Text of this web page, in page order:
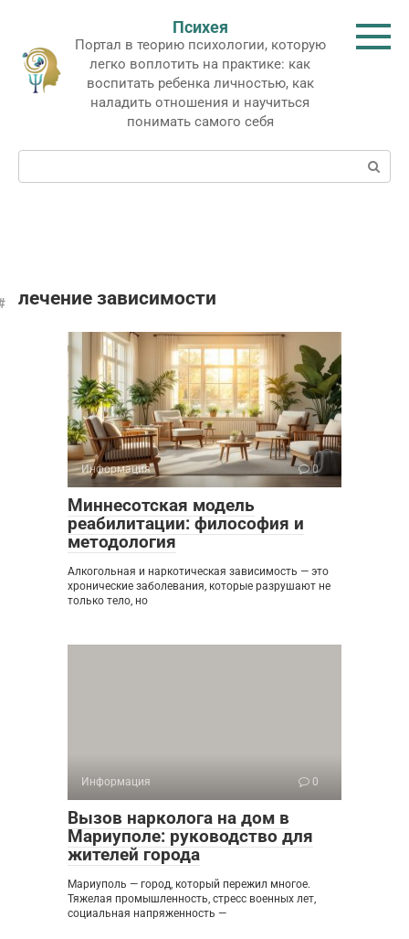
контенту
Психея
Портал в теорию психологии, которую
легко воплотить на практике: как
воспитать ребенка личностью, как
наладить отношения и научиться
понимать самого себя
Поиск:
лечение зависимости
Информация 0
Миннесотская модель
реабилитации: философия и
методология
Алкогольная и наркотическая зависимость — это
хронические заболевания, которые разрушают не
только тело, но
Информация 0
Вызов нарколога на дом в
Мариуполе: руководство для
жителей города
Мариуполь — город, который пережил многое.
Тяжелая промышленность, стресс военных лет,
социальная напряженность —